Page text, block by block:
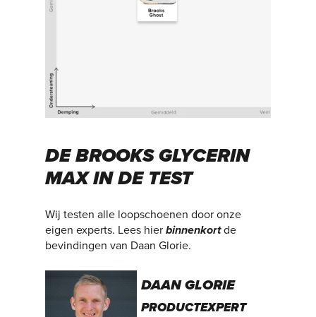
DE BROOKS GLYCERIN
MAX IN DE TEST
Wij testen alle loopschoenen door onze
eigen experts. Lees hierbinnenkortde
bevindingen van Daan Glorie.
DAAN GLORIE
PRODUCTEXPERT